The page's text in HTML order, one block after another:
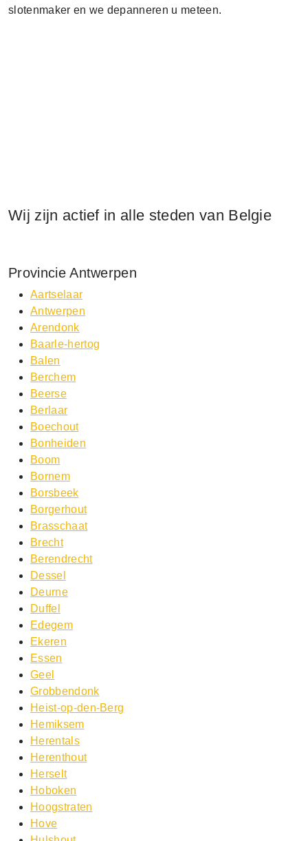
slotenmaker en we depanneren u meteen.
Wij zijn actief in alle steden van Belgie
Provincie Antwerpen
Aartselaar
Antwerpen
Arendonk
Baarle-hertog
Balen
Berchem
Beerse
Berlaar
Boechout
Bonheiden
Boom
Bornem
Borsbeek
Borgerhout
Brasschaat
Brecht
Berendrecht
Dessel
Deurne
Duffel
Edegem
Ekeren
Essen
Geel
Grobbendonk
Heist-op-den-Berg
Hemiksem
Herentals
Herenthout
Herselt
Hoboken
Hoogstraten
Hove